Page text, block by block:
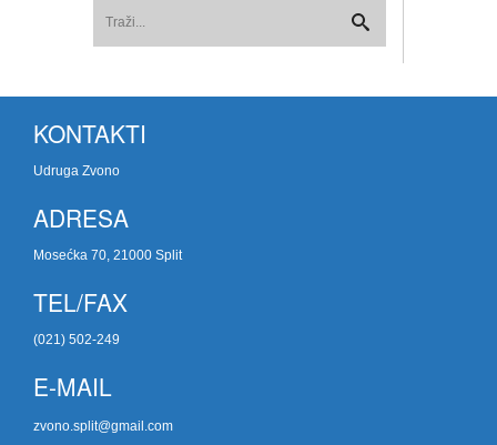
KONTAKTI
Udruga Zvono
ADRESA
Mosećka 70, 21000 Split
TEL/FAX
(021) 502-249
E-MAIL
zvono.split@gmail.com